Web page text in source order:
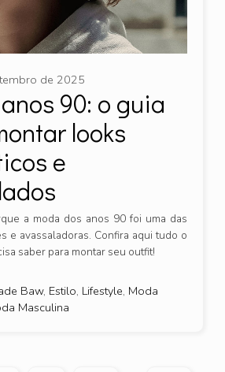
90: o guia
looks
e
de 2025
a moda dos anos 90 foi uma das
e avassaladoras. Confira aqui tudo o
saber para montar seu outfit!
Baw, Estilo, Lifestyle, Moda
Masculina